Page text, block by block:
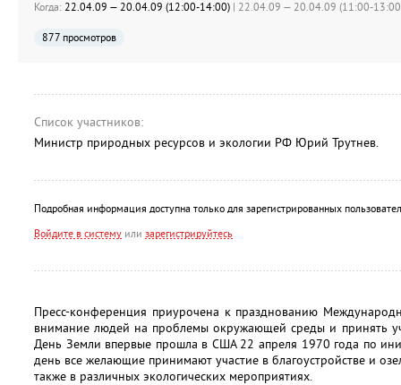
Когда: 22.04.09 — 20.04.09 (12:00-14:00) | 22.04.09 — 20.04.09 (11:00-
877 просмотров
Список участников:
Министр природных ресурсов и экологии РФ Юрий Трутнев.
Подробная информация доступна только для зарегистрированных
Войдите в систему или зарегистрируйтесь
Пресс-конференция приурочена к празднованию
внимание людей на проблемы окружающей среды и принять
День Земли впервые прошла в США 22 апреля 1970 года по
день все желающие принимают участие в благоустройстве и
также в различных экологических мероприятиях.